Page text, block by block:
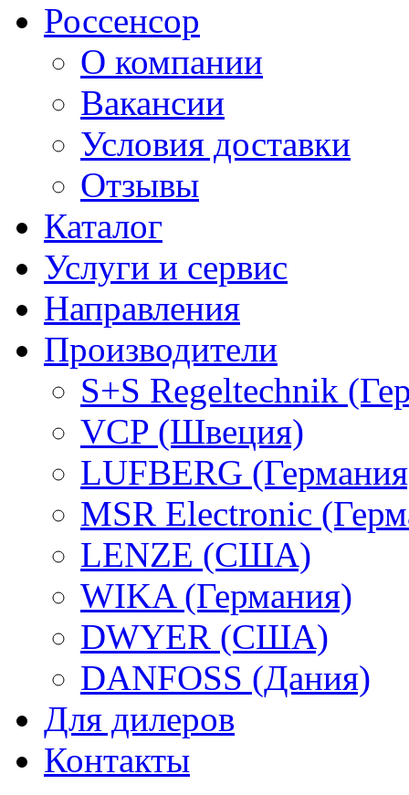
Россенсор
О компании
Вакансии
Условия доставки
Отзывы
Каталог
Услуги и сервис
Направления
Производители
S+S Regeltechnik
VCP (Швеция)
LUFBERG
MSR Electronic
LENZE (США)
WIKA (Германия)
DWYER (США)
DANFOSS (Дания)
Для дилеров
Контакты